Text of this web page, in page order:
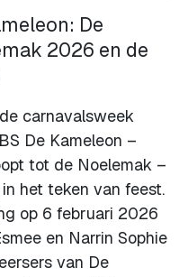
De
2026 en de
carnavalsweek
De Kameleon –
tot de Noelemak –
het teken van feest.
op 6 februari 2026
en Narrin Sophie
van De